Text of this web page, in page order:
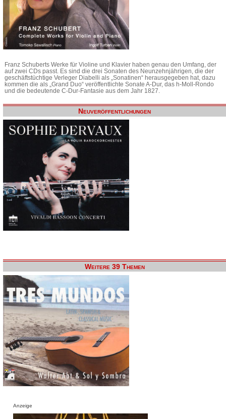
Franz Schuberts Werke für Violine und Klavier haben genau den Umfang, der
auf zwei CDs passt. Es sind die drei Sonaten des Neunzehnjährigen, die der
geschäftstüchtige Verleger Diabelli als „Sonatinen“ herausgegeben hat, dazu
kommen die als „Grand Duo“ veröffentlichte Sonate A-Dur, das h-Moll-Rondo
und die bedeutende C-Dur-Fantasie aus dem Jahr 1827.
Neuveröffentlichungen
Weitere 39 Themen
Anzeige